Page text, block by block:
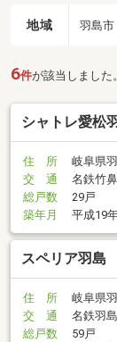
地域 羽島市
6件が該当しました。
シャトレ愛松
住 所
岐阜県
交 通
名鉄竹
総戸数
29戸
築年月
平成19
スペリア羽島
住 所
岐阜県
交 通
名鉄羽
総戸数
59戸